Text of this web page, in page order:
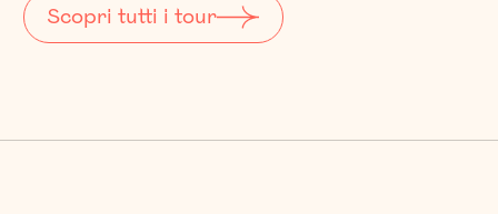
Scopri tutti i tour